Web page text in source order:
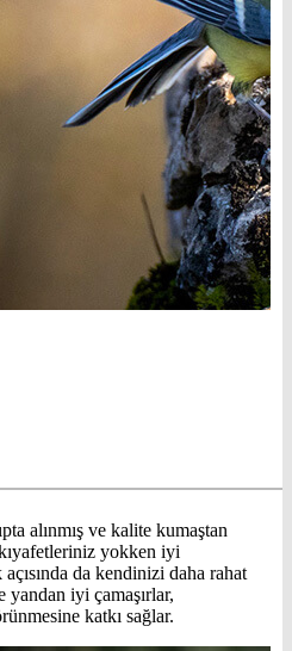
alınmış ve kalite kumaştan
yokken iyi
da kendinizi daha rahat
yandan iyi çamaşırlar,
katkı sağlar.